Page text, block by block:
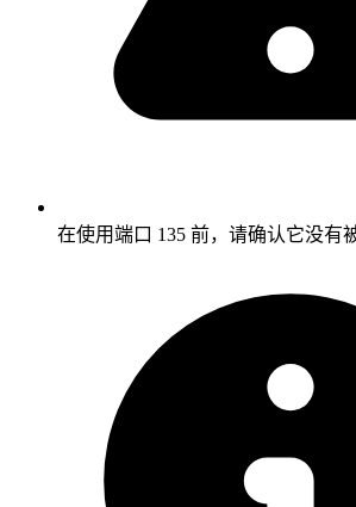
在使用端口 135 前，请确认它没有